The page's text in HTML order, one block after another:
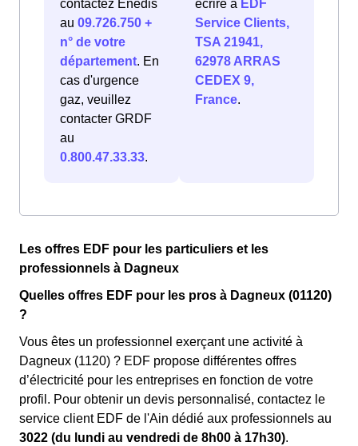
contactez Enedis
au 09.726.750 +
n° de votre
département. En
cas d'urgence
gaz, veuillez
contacter GRDF
au
0.800.47.33.33.
écrire à EDF
Service Clients,
TSA 21941,
62978 ARRAS
CEDEX 9,
France.
Les offres EDF pour les particuliers et les
professionnels à Dagneux
Quelles offres EDF pour les pros à Dagneux (01120)
?
Vous êtes un professionnel exerçant une activité à
Dagneux (1120) ? EDF propose différentes offres
d’électricité pour les entreprises en fonction de votre
profil. Pour obtenir un devis personnalisé, contactez le
service client EDF de l'Ain dédié aux professionnels au
3022 (du lundi au vendredi de 8h00 à 17h30).